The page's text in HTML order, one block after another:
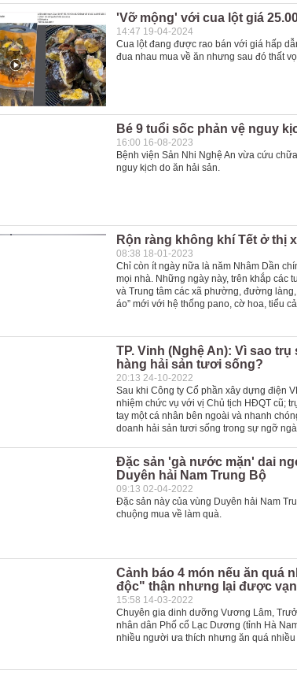
'Vỡ mộng' với cua lột giá
14:47 19-04-2024
Cua lột đang được rao bán với giá hấp
đua nhau mua về ăn nhưng sau đó thất
Bé 9 tuổi sốc phản vệ nguy
16:00 16-08-2023
Bệnh viện Sản Nhi Nghệ An vừa cứu
nguy kịch do ăn hải sản.
Rộn ràng không khí Tết ở thị
08:38 18-01-2023
Chỉ còn ít ngày nữa là năm Nhâm Dần
mọi nhà. Những ngày này, trên khắp các
và Trung tâm các xã phường, đường
áo” mới với hệ thống pano, cờ hoa, tiểu
TP. Vinh (Nghệ An): Vì sao
hàng hải sản tươi sống?
20:13 24-10-2022
Sau khi Công ty Cổ phần xây dựng điện
nhiệm chức vụ với vị Chủ tịch HĐQT cũ;
tay một cá nhân bên ngoài và nhanh
doanh hải sản tươi sống trong sự ngỡ
Đặc sản 'gà nước mặn' dai
Duyên hải Nam Trung Bộ
09:13 02-04-2022
Đặc sản này của vùng Duyên hải Nam
chuộng mua về làm quà.
Cảnh báo 4 món nếu ăn quá
độc" thận nhưng lại được
15:58 14-03-2022
Chuyên gia dinh dưỡng Vương Lâm,
nhân dân Phố cổ Lạc Dương (tỉnh Hà
nhiều người ưa thích nhưng ăn quá